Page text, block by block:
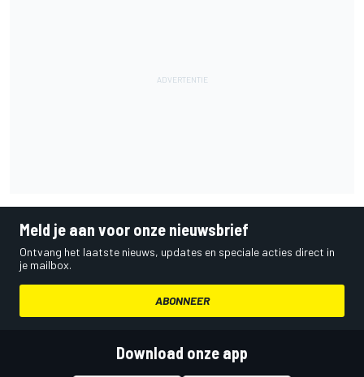
Meld je aan voor onze nieuwsbrief
Ontvang het laatste nieuws, updates en speciale acties direct in
je mailbox.
ABONNEER
Download onze app